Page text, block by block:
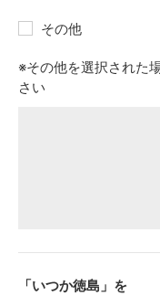
その他
※その他を選択された
さい
「いつか徳島」を